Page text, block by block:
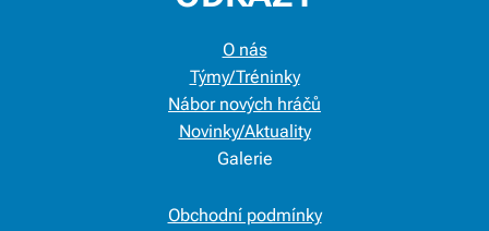
O nás
Týmy/Tréninky
Nábor nových hráčů
Novinky/Aktuality
Galerie
Obchodní podmínky